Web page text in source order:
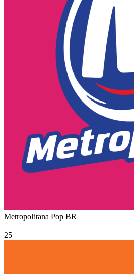
Metropolitana Pop BR
—
25